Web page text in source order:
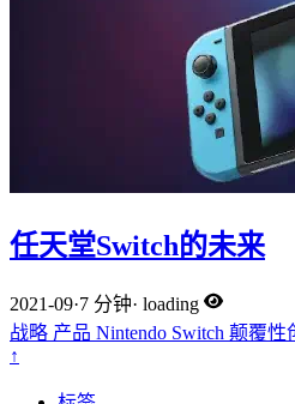
任天堂Switch的未来
2021-09·7 分钟· loading
战略 产品 Nintendo Switch 颠覆性
↑